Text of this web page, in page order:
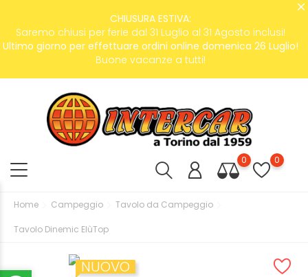
CHIUSURA ESTIVA:
Saremo chiusi per ferie dal 31 Luglio al 31 Agosto inclusi!
Ultimo giorno per effettuare ordini online domenica 26 Luglio!
Buone vacanze a tutti!
0 0
Home Campeggio Tavolo da Campeggio
Tavolo Dinemic ElùTop
NUOVO